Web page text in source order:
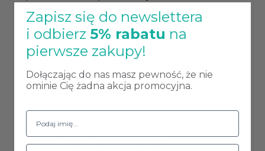
Do każdego materaca dołączmy torbę z
uchwytem, dzięki czemu materac można w łatwy
sposób przemieścić oraz przechować.
Dane techniczne:
195x60x10
Materac złożony posiada wymiary:
Zapisz się do newslettera
i odbierz 5% rabatu na
pierwsze zakupy!
Dołączając do nas masz pewność, że nie
ominie Cię żadna akcja promocyjna.